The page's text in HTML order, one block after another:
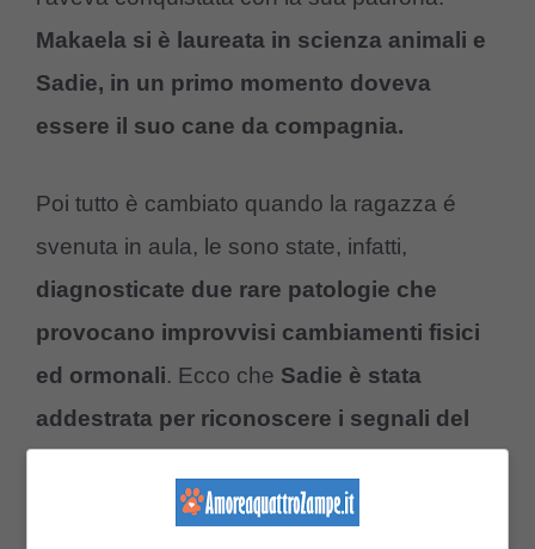
Makaela si è laureata in scienza animali e
Sadie, in un primo momento doveva
essere il suo cane da compagnia.
Poi tutto è cambiato quando la ragazza é
svenuta in aula, le sono state, infatti,
diagnosticate due rare patologie che
provocano improvvisi cambiamenti fisici
ed ormonali. Ecco che Sadie è stata
addestrata per riconoscere i segnali del
quando qualcosa non va.